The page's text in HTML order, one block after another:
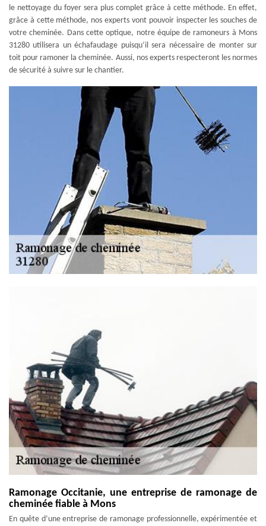
le nettoyage du foyer sera plus complet grâce à cette méthode. En effet,
grâce à cette méthode, nos experts vont pouvoir inspecter les souches de
votre cheminée. Dans cette optique, notre équipe de ramoneurs à Mons
31280 utilisera un échafaudage puisqu’il sera nécessaire de monter sur
toit pour ramoner la cheminée. Aussi, nos experts respecteront les normes
de sécurité à suivre sur le chantier.
Ramonage Occitanie, une entreprise de ramonage de
cheminée fiable à Mons
En quête d’une entreprise de ramonage professionnelle, expérimentée et